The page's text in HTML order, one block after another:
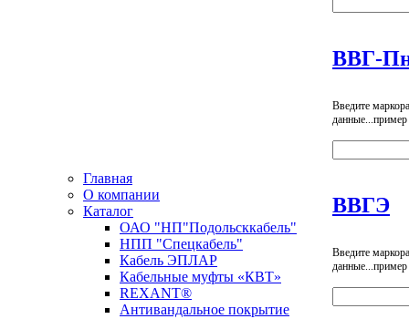
Главная
О компании
Каталог
ОАО "НП"Подольсккабель"
НПП "Спецкабель"
Кабель ЭПЛАР
Кабельные муфты «КВТ»
REXANT®
Антивандальное покрытие
ВВГ-
Введите
ВВГЭ
Введите